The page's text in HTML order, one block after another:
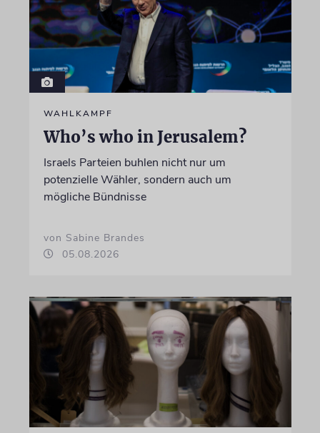
WAHLKAMPF
Who’s who in Jerusalem?
Israels Parteien buhlen nicht nur um
potenzielle Wähler, sondern auch um
mögliche Bündnisse
von Sabine Brandes
05.08.2026